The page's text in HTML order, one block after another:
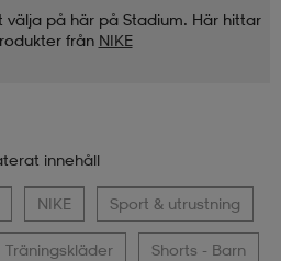
på här på Stadium. Här hittar
från NIKE
innehåll
NIKE Sport & utrustning
Träningskläder Shorts - Barn